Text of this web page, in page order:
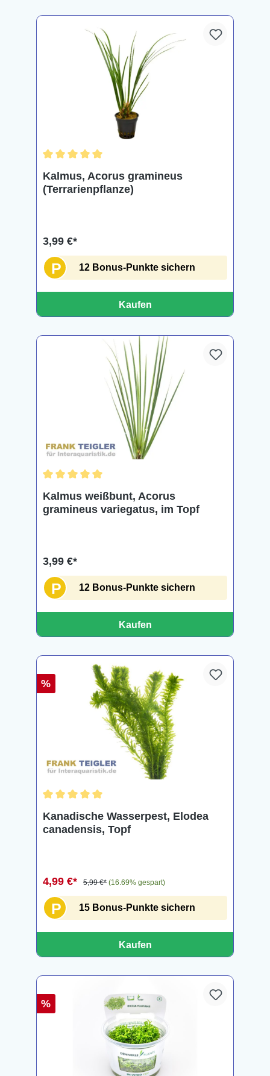
Kalmus, Acorus gramineus
(Terrarienpflanze)
3,99 €*
P 12 Bonus-Punkte sichern
Kaufen
Kalmus weißbunt, Acorus
gramineus variegatus, im Topf
3,99 €*
P 12 Bonus-Punkte sichern
Kaufen
%
Kanadische Wasserpest, Elodea
canadensis, Topf
4,99 €* 5,99 €* (16.69% gespart)
P 15 Bonus-Punkte sichern
Kaufen
%